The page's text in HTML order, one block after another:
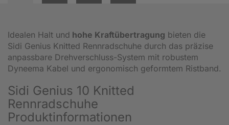
Idealen Halt und hohe Kraftübertragung bieten die
Sidi Genius Knitted Rennradschuhe durch das präzise
anpassbare Drehverschluss-System mit robustem
Dyneema Kabel und ergonomisch geformtem Ristband.
Sidi Genius 10 Knitted
Rennradschuhe
Produktinformationen